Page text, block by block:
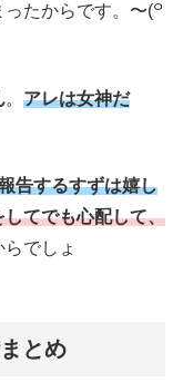
たからです。〜(꒪
。 アレは女神だ
告するすずは嬉し
てでも心配して、
らでしょ
とめ